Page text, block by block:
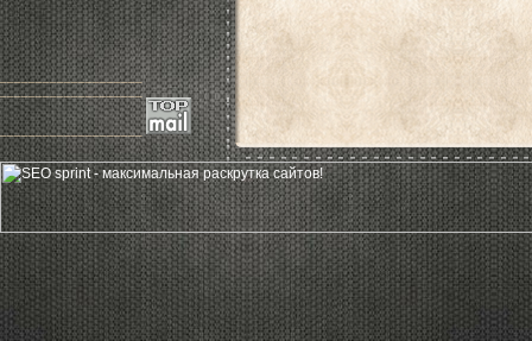
____________________
____________________
____________________